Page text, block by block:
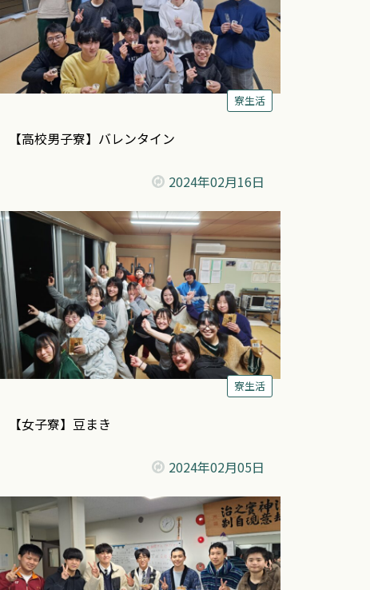
寮生活
【高校男子寮】バレンタイン
2024年02月16日
寮生活
【女子寮】豆まき
2024年02月05日